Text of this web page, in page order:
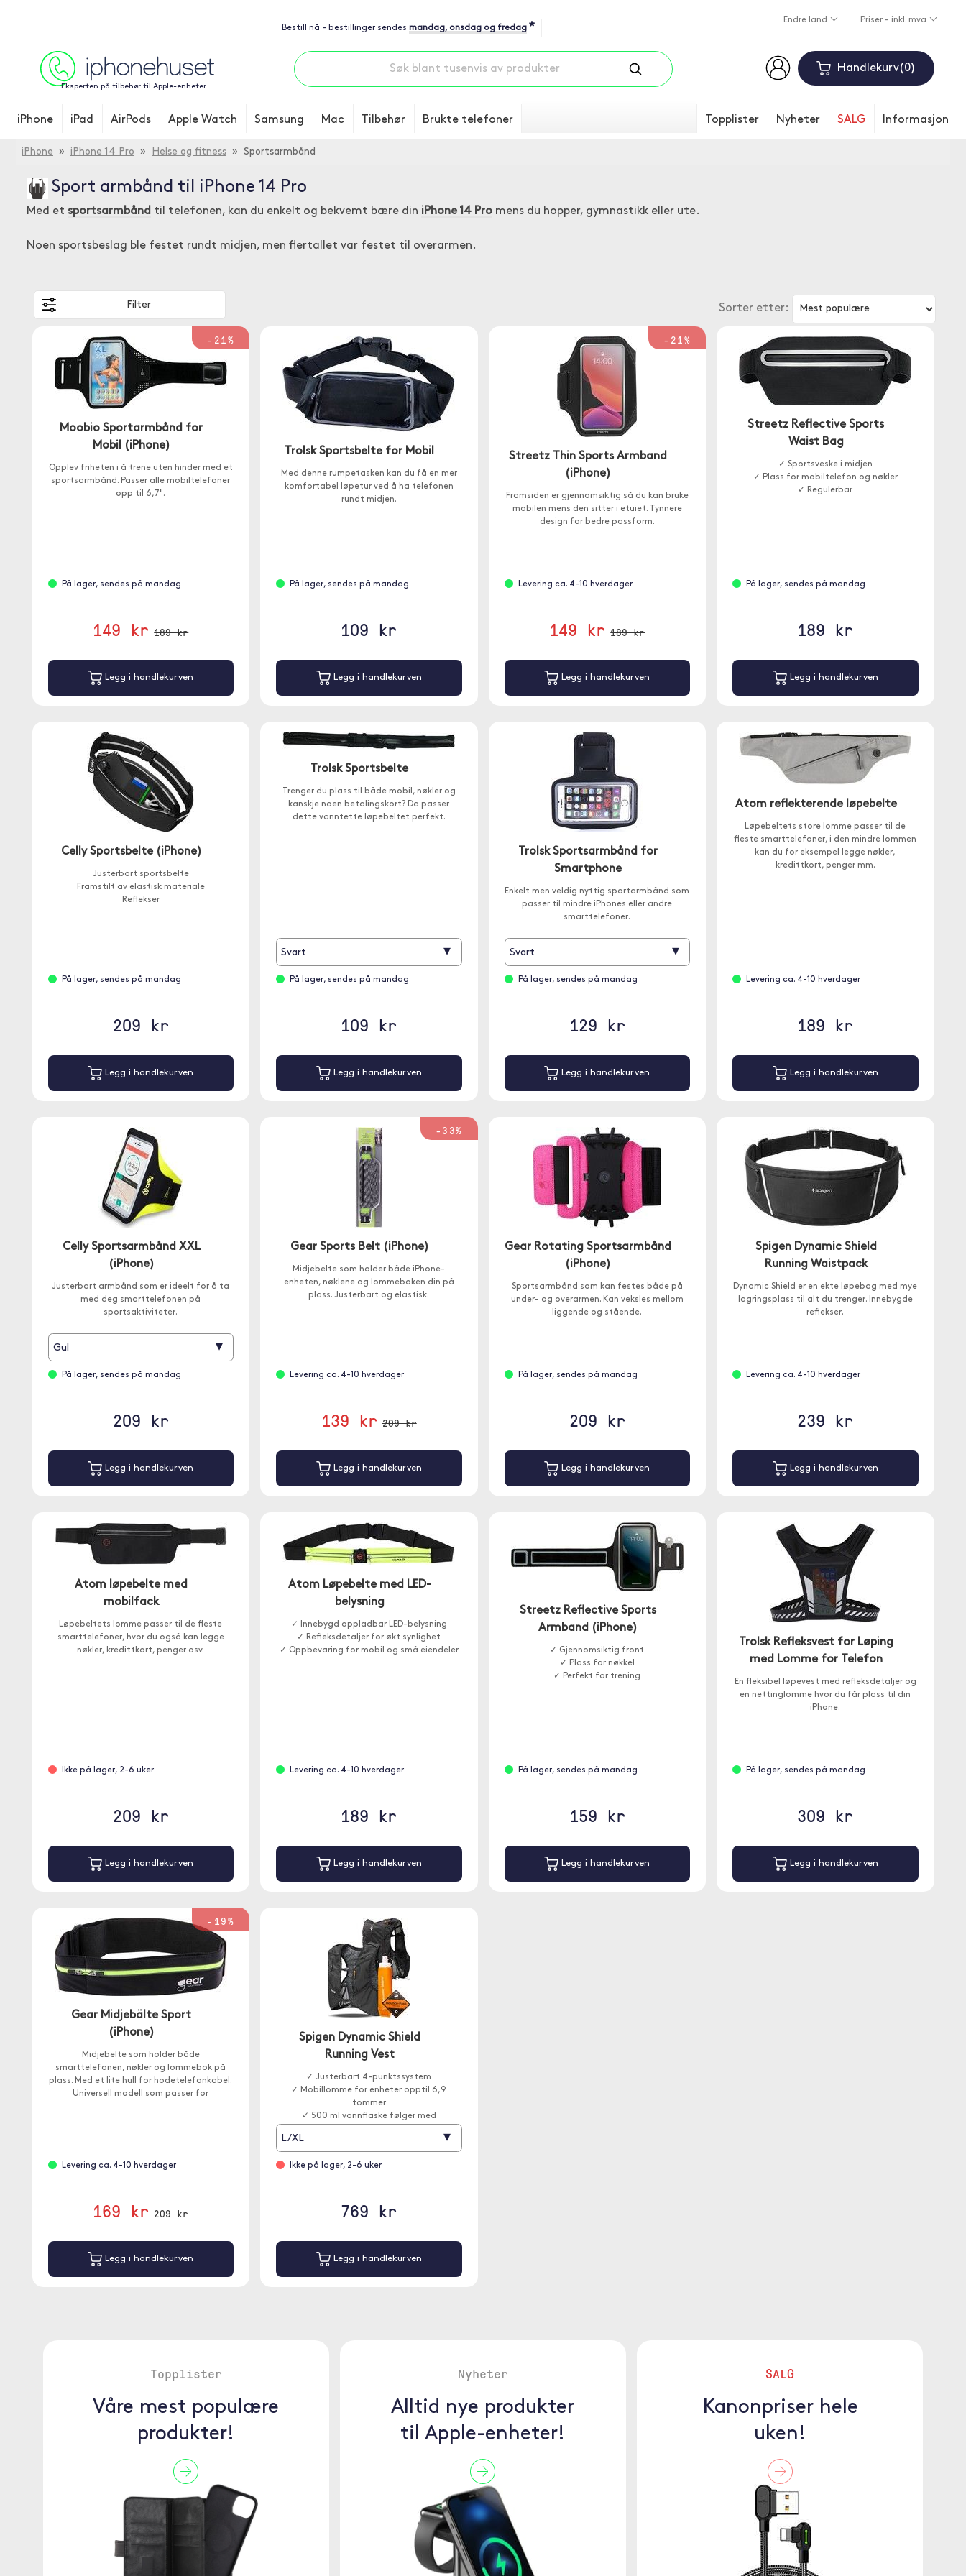
Bestill nå - bestillinger sendes mandag, onsdag og fredag *
Endre land Priser - inkl. mva
Eksperten på tilbehør til Apple-enheter
Handlekurv 0
iPhone iPad AirPods Apple Watch Samsung Mac Tilbehør Brukte telefoner Topplister Nyheter SALG Informasjon
iPhone » iPhone 14 Pro » Helse og fitness » Sportsarmbånd
Sport armbånd til iPhone 14 Pro
Med et sportsarmbånd til telefonen, kan du enkelt og bekvemt bære din iPhone 14 Pro mens du hopper, gymnastikk eller ute.
Noen sportsbeslag ble festet rundt midjen, men flertallet var festet til overarmen.
Sorter etter:
Filter
-21%
Moobio Sportarmbånd for
Mobil (iPhone)
Opplev friheten i å trene uten hinder med et
sportsarmbånd. Passer alle mobiltelefoner
opp til 6,7".
På lager, sendes på mandag
149 kr 189 kr
Legg i handlekurven
Trolsk Sportsbelte for Mobil
Med denne rumpetasken kan du få en mer
komfortabel løpetur ved å ha telefonen
rundt midjen.
På lager, sendes på mandag
109 kr
Legg i handlekurven
-21%
Streetz Thin Sports Armband
(iPhone)
Framsiden er gjennomsiktig så du kan bruke
mobilen mens den sitter i etuiet. Tynnere
design for bedre passform.
Levering ca. 4-10 hverdager
149 kr 189 kr
Legg i handlekurven
Streetz Reflective Sports
Waist Bag
✓ Sportsveske i midjen
✓ Plass for mobiltelefon og nøkler
✓ Regulerbar
På lager, sendes på mandag
189 kr
Legg i handlekurven
Celly Sportsbelte (iPhone)
Justerbart sportsbelte
Framstilt av elastisk materiale
Reflekser
På lager, sendes på mandag
209 kr
Legg i handlekurven
Trolsk Sportsbelte
Trenger du plass til både mobil, nøkler og
kanskje noen betalingskort? Da passer
dette vanntette løpebeltet perfekt.
Svart ▾
På lager, sendes på mandag
109 kr
Legg i handlekurven
Trolsk Sportsarmbånd for
Smartphone
Enkelt men veldig nyttig sportarmbånd som
passer til mindre iPhones eller andre
smarttelefoner.
Svart ▾
På lager, sendes på mandag
129 kr
Legg i handlekurven
Atom reflekterende løpebelte
Løpebeltets store lomme passer til de
fleste smarttelefoner, i den mindre lommen
kan du for eksempel legge nøkler,
kredittkort, penger mm.
Levering ca. 4-10 hverdager
189 kr
Legg i handlekurven
Celly Sportsarmbånd XXL
(iPhone)
Justerbart armbånd som er ideelt for å ta
med deg smarttelefonen på
sportsaktiviteter.
Gul ▾
På lager, sendes på mandag
209 kr
Legg i handlekurven
-33%
Gear Sports Belt (iPhone)
Midjebelte som holder både iPhone-
enheten, nøklene og lommeboken din på
plass. Justerbart og elastisk.
Levering ca. 4-10 hverdager
139 kr 209 kr
Legg i handlekurven
Gear Rotating Sportsarmbånd
(iPhone)
Sportsarmbånd som kan festes både på
under- og overarmen. Kan veksles mellom
liggende og stående.
På lager, sendes på mandag
209 kr
Legg i handlekurven
Spigen Dynamic Shield
Running Waistpack
Dynamic Shield er en ekte løpebag med mye
lagringsplass til alt du trenger. Innebygde
reflekser.
Levering ca. 4-10 hverdager
239 kr
Legg i handlekurven
Atom løpebelte med
mobilfack
Løpebeltets lomme passer til de fleste
smarttelefoner, hvor du også kan legge
nøkler, kredittkort, penger osv.
Ikke på lager, 2-6 uker
209 kr
Legg i handlekurven
Atom Løpebelte med LED-
belysning
✓ Innebygd oppladbar LED-belysning
✓ Refleksdetaljer for økt synlighet
✓ Oppbevaring for mobil og små eiendeler
Levering ca. 4-10 hverdager
189 kr
Legg i handlekurven
Streetz Reflective Sports
Armband (iPhone)
✓ Gjennomsiktig front
✓ Plass for nøkkel
✓ Perfekt for trening
På lager, sendes på mandag
159 kr
Legg i handlekurven
Trolsk Refleksvest for Løping
med Lomme for Telefon
En fleksibel løpevest med refleksdetaljer og
en nettinglomme hvor du får plass til din
iPhone.
På lager, sendes på mandag
309 kr
Legg i handlekurven
-19%
Gear Midjebälte Sport
(iPhone)
Midjebelte som holder både
smarttelefonen, nøkler og lommebok på
plass. Med et lite hull for hodetelefonkabel.
Universell modell som passer for
Levering ca. 4-10 hverdager
169 kr 209 kr
Legg i handlekurven
Spigen Dynamic Shield
Running Vest
✓ Justerbart 4-punktssystem
✓ Mobillomme for enheter opptil 6,9
tommer
✓ 500 ml vannflaske følger med
L/XL ▾
Ikke på lager, 2-6 uker
769 kr
Legg i handlekurven
Topplister
Våre mest populære
produkter!
Nyheter
Alltid nye produkter
til Apple-enheter!
SALG
Kanonpriser hele
uken!